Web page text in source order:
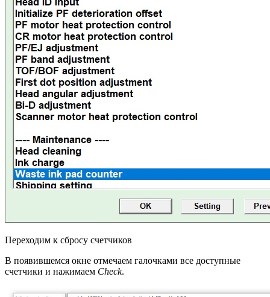
Переходим к сбросу счетчиков
В появившемся окне отмечаем галочками все доступные
счетчики и нажимаем Check.